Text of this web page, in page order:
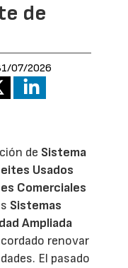
de
07/2026
de Sistema
Usados
Comerciales
Sistemas
Ampliada
renovar
El pasado